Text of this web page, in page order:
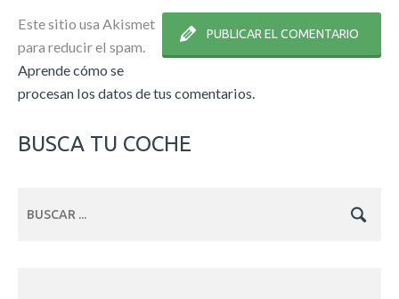
Este sitio usa Akismet
para reducir el spam.
Aprende cómo se
procesan los datos de tus comentarios.
BUSCA TU COCHE